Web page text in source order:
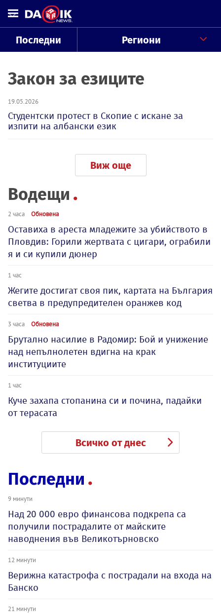
Последни Региони
Закон за езиците
19.05.2026
Студентски протест в Скопие с искане за
изпити на албански език
Виж още
Водещи
2 часа Обновена
Оставиха в ареста младежите за убийството в
Пловдив: Горили жертвата с цигари, ограбили
я и си купили дюнер
1 час
Жегите достигат своя пик, картата на България
светва в предупредителен оранжев код
3 часа Обновена
Брутално насилие в Радомир: Бой и унижение
над непълнолетен вдигна на крак
институциите
1 час
Куче захапа стопанина си и почина, падайки
от терасата
Всичко от днес
Последни
9 минути
Над 20 000 евро финансова подкрепа са
получили пострадалите от майските
наводнения във Великотърновско
12 минути
Верижна катастрофа с пострадали на входа на
Банско
21 минути